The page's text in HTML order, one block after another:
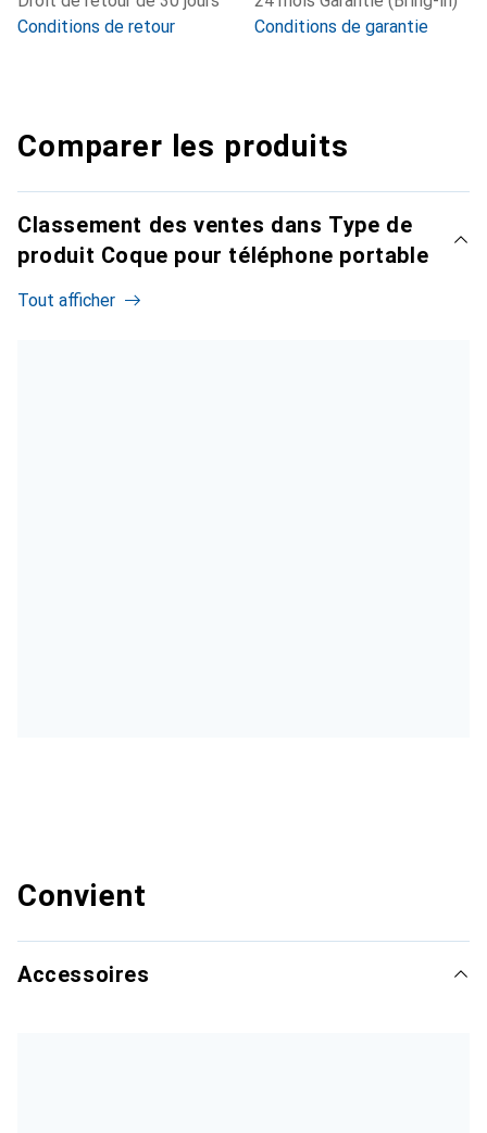
Conditions de retour
Conditions de garantie
Comparer les produits
Classement des ventes dans Type de
produit Coque pour téléphone portable
Tout afficher
Convient
Accessoires